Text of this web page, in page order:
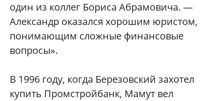
один из коллег Бориса Абрамовича. —
Александр оказался хорошим юристом,
понимающим сложные финансовые
вопросы».
В 1996 году, когда Березовский захотел
купить Промстройбанк, Мамут вел